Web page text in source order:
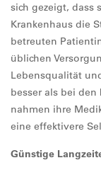
sich gezeigt, dass
Krankenhaus die
betreuten
üblichen
Lebensqualität
besser als bei
nahmen ihre
eine effektivere
Günstige